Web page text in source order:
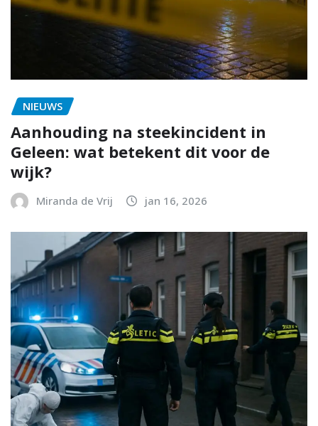
NIEUWS
Aanhouding na steekincident in
Geleen: wat betekent dit voor de
wijk?
Miranda de Vrij jan 16, 2026